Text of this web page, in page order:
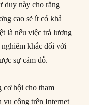
duy này cho rằng
cao sẽ ít có khả
là nếu việc trả lương
nghiêm khắc đối với
sự cám dỗ.
cơ hội cho tham
vụ công trên Internet